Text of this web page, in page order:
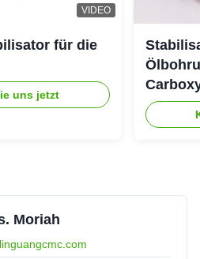
VIDEO
für die
uns jetzt
Moriah